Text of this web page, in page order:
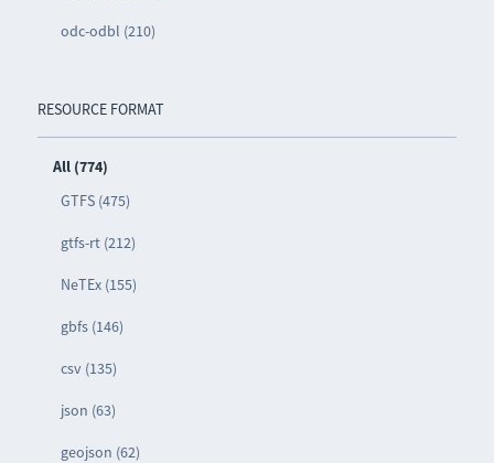
odc-odbl (210)
RESOURCE FORMAT
All (774)
GTFS (475)
gtfs-rt (212)
NeTEx (155)
gbfs (146)
csv (135)
json (63)
geojson (62)